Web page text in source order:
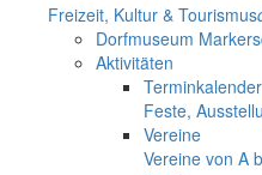
Freizeit, Kultur & Tourismus
Dorfmuseum
Aktivitäten
Terminkalender
Feste,
Vereine
Vereine von A